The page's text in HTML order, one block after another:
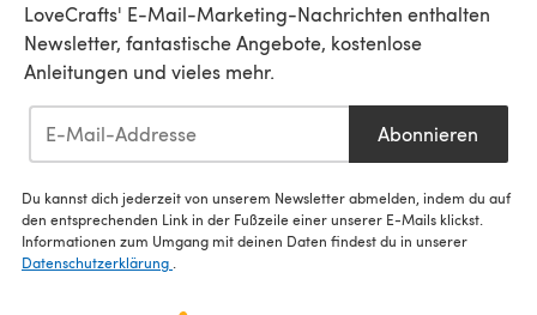
LoveCrafts' E-Mail-Marketing-Nachrichten enthalten
Newsletter, fantastische Angebote, kostenlose
Anleitungen und vieles mehr.
Abonnieren
Du kannst dich jederzeit von unserem Newsletter abmelden, indem du auf
den entsprechenden Link in der Fußzeile einer unserer E-Mails klickst.
Informationen zum Umgang mit deinen Daten findest du in unserer
Datenschutzerklärung .